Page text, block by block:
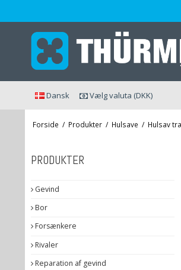
Dansk Vælg valuta (DKK)
Forside / Produkter / Hulsave / Hulsav
PRODUKTER
Gevind
Bor
Forsænkere
Rivaler
Reparation af gevind